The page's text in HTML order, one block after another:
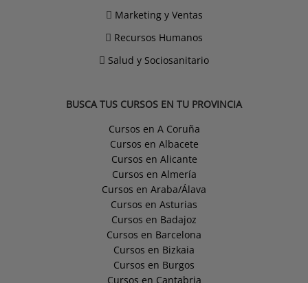
Marketing y Ventas
Recursos Humanos
Salud y Sociosanitario
BUSCA TUS CURSOS EN TU PROVINCIA
Cursos en A Coruña
Cursos en Albacete
Cursos en Alicante
Cursos en Almería
Cursos en Araba/Álava
Cursos en Asturias
Cursos en Badajoz
Cursos en Barcelona
Cursos en Bizkaia
Cursos en Burgos
Cursos en Cantabria